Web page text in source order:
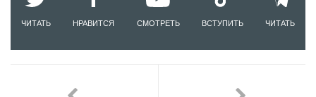
ЧИТАТЬ НРАВИТСЯ СМОТРЕТЬ ВСТУПИТЬ ЧИТАТЬ